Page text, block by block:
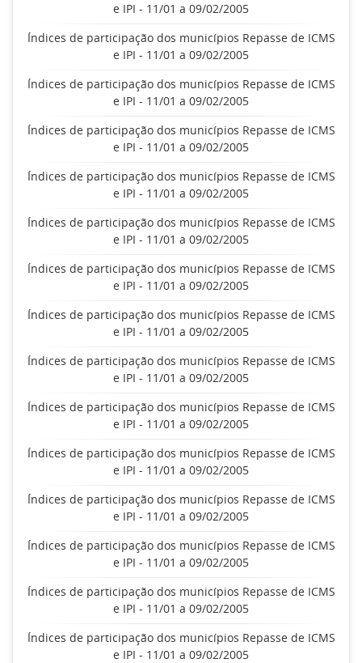
e IPI - 11/01 a 09/02/2005
Índices de participação dos municípios Repasse de ICMS
e IPI - 11/01 a 09/02/2005
Índices de participação dos municípios Repasse de ICMS
e IPI - 11/01 a 09/02/2005
Índices de participação dos municípios Repasse de ICMS
e IPI - 11/01 a 09/02/2005
Índices de participação dos municípios Repasse de ICMS
e IPI - 11/01 a 09/02/2005
Índices de participação dos municípios Repasse de ICMS
e IPI - 11/01 a 09/02/2005
Índices de participação dos municípios Repasse de ICMS
e IPI - 11/01 a 09/02/2005
Índices de participação dos municípios Repasse de ICMS
e IPI - 11/01 a 09/02/2005
Índices de participação dos municípios Repasse de ICMS
e IPI - 11/01 a 09/02/2005
Índices de participação dos municípios Repasse de ICMS
e IPI - 11/01 a 09/02/2005
Índices de participação dos municípios Repasse de ICMS
e IPI - 11/01 a 09/02/2005
Índices de participação dos municípios Repasse de ICMS
e IPI - 11/01 a 09/02/2005
Índices de participação dos municípios Repasse de ICMS
e IPI - 11/01 a 09/02/2005
Índices de participação dos municípios Repasse de ICMS
e IPI - 11/01 a 09/02/2005
Índices de participação dos municípios Repasse de ICMS
e IPI - 11/01 a 09/02/2005